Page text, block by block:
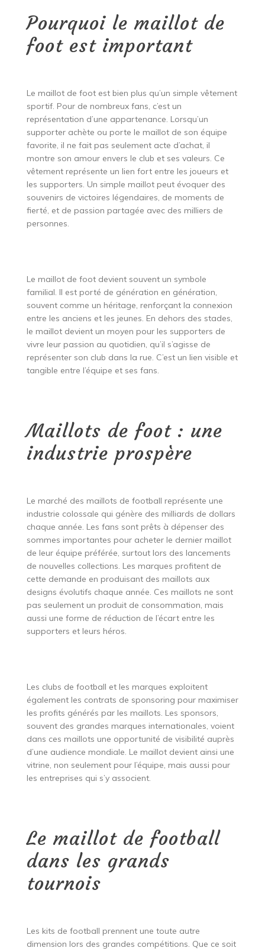
Pourquoi le maillot de
foot est important
Le maillot de foot est bien plus qu’un simple vêtement
sportif. Pour de nombreux fans, c’est un
représentation d’une appartenance. Lorsqu’un
supporter achète ou porte le maillot de son équipe
favorite, il ne fait pas seulement acte d’achat, il
montre son amour envers le club et ses valeurs. Ce
vêtement représente un lien fort entre les joueurs et
les supporters. Un simple maillot peut évoquer des
souvenirs de victoires légendaires, de moments de
fierté, et de passion partagée avec des milliers de
personnes.
Le maillot de foot devient souvent un symbole
familial. Il est porté de génération en génération,
souvent comme un héritage, renforçant la connexion
entre les anciens et les jeunes. En dehors des stades,
le maillot devient un moyen pour les supporters de
vivre leur passion au quotidien, qu’il s’agisse de
représenter son club dans la rue. C’est un lien visible et
tangible entre l’équipe et ses fans.
Maillots de foot : une
industrie prospère
Le marché des maillots de football représente une
industrie colossale qui génère des milliards de dollars
chaque année. Les fans sont prêts à dépenser des
sommes importantes pour acheter le dernier maillot
de leur équipe préférée, surtout lors des lancements
de nouvelles collections. Les marques profitent de
cette demande en produisant des maillots aux
designs évolutifs chaque année. Ces maillots ne sont
pas seulement un produit de consommation, mais
aussi une forme de réduction de l’écart entre les
supporters et leurs héros.
Les clubs de football et les marques exploitent
également les contrats de sponsoring pour maximiser
les profits générés par les maillots. Les sponsors,
souvent des grandes marques internationales, voient
dans ces maillots une opportunité de visibilité auprès
d’une audience mondiale. Le maillot devient ainsi une
vitrine, non seulement pour l’équipe, mais aussi pour
les entreprises qui s’y associent.
Le maillot de football
dans les grands
tournois
Les kits de football prennent une toute autre
dimension lors des grandes compétitions. Que ce soit